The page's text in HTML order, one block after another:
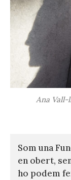
Ana Vall-
Som una
en obert,
ho podem